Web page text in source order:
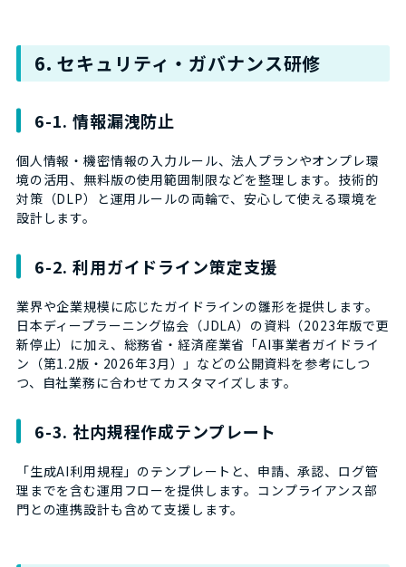
6. セキュリティ・ガバナンス研修
6-1. 情報漏洩防止
個人情報・機密情報の入力ルール、法人プランやオンプレ環
境の活用、無料版の使用範囲制限などを整理します。技術的
対策（DLP）と運用ルールの両輪で、安心して使える環境を
設計します。
6-2. 利用ガイドライン策定支援
業界や企業規模に応じたガイドラインの雛形を提供します。
日本ディープラーニング協会（JDLA）の資料（2023年版で更
新停止）に加え、総務省・経済産業省「AI事業者ガイドライ
ン（第1.2版・2026年3月）」などの公開資料を参考にしつ
つ、自社業務に合わせてカスタマイズします。
6-3. 社内規程作成テンプレート
「生成AI利用規程」のテンプレートと、申請、承認、ログ管
理までを含む運用フローを提供します。コンプライアンス部
門との連携設計も含めて支援します。